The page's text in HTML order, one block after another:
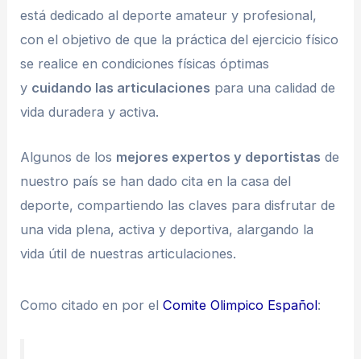
está dedicado al deporte amateur y profesional,
con el objetivo de que la práctica del ejercicio físico
se realice en condiciones físicas óptimas
y cuidando las articulaciones para una calidad de
vida duradera y activa.
Algunos de los mejores expertos y deportistas de
nuestro país se han dado cita en la casa del
deporte, compartiendo las claves para disfrutar de
una vida plena, activa y deportiva, alargando la
vida útil de nuestras articulaciones.
Como citado en por elComite Olimpico Español: